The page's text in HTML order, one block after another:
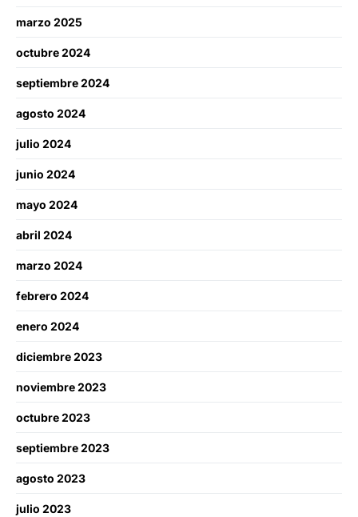
marzo 2025
octubre 2024
septiembre 2024
agosto 2024
julio 2024
junio 2024
mayo 2024
abril 2024
marzo 2024
febrero 2024
enero 2024
diciembre 2023
noviembre 2023
octubre 2023
septiembre 2023
agosto 2023
julio 2023